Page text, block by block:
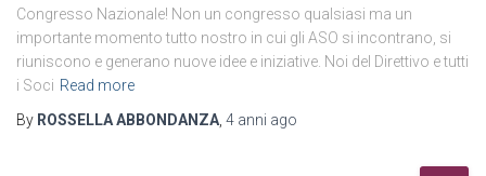
Congresso Nazionale! Non un congresso qualsiasi ma un
importante momento tutto nostro in cui gli ASO si incontrano, si
riuniscono e generano nuove idee e iniziative. Noi del Direttivo e tutti
i Soci Read more
By ROSSELLA ABBONDANZA 4 anni ago